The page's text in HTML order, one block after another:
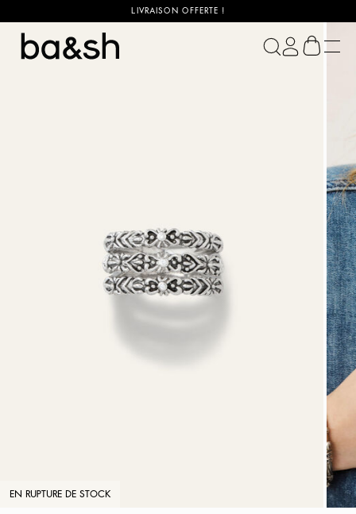
LIVRAISON OFFERTE !
ba&sh
EN RUPTURE DE STOCK